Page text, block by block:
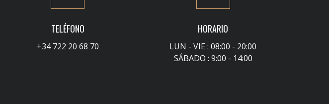
TELÉFONO
+34 722 20 68 70
HORARIO
LUN - VIE : 08:00 - 20:00
SÁBADO : 9:00 - 14:00